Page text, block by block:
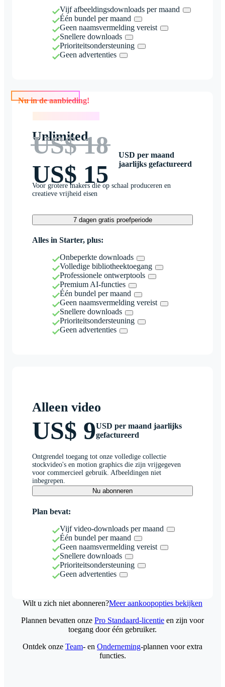
Vijf afbeeldingsdownloads per maand
Één bundel per maand
Geen naamsvermelding vereist
Snellere downloads
Prioriteitsondersteuning
Geen advertenties
Nu in de aanbieding!
Unlimited
US$ 18
US$ 15
USD per maand
jaarlijks gefactureerd
Voor grotere makers die op schaal produceren en
creatieve vrijheid eisen
7 dagen gratis proefperiode
Alles in Starter, plus:
Onbeperkte downloads
Volledige bibliotheektoegang
Professionele ontwerptools
Premium AI-functies
Één bundel per maand
Geen naamsvermelding vereist
Snellere downloads
Prioriteitsondersteuning
Geen advertenties
Alleen video
US$ 9USD per maand jaarlijks
gefactureerd
Ontgrendel toegang tot onze volledige collectie
stockvideo's en motion graphics die zijn vrijgegeven
voor commercieel gebruik. Afbeeldingen niet
inbegrepen.
Nu abonneren
Plan bevat:
Vijf video-downloads per maand
Één bundel per maand
Geen naamsvermelding vereist
Snellere downloads
Prioriteitsondersteuning
Geen advertenties
Wilt u zich niet abonneren?Meer aankoopopties bekijken
Plannen bevatten onze Pro Standaard-licentie en zijn voor
toegang door één gebruiker.
Ontdek onze Team- en Onderneming-plannen voor extra
functies.